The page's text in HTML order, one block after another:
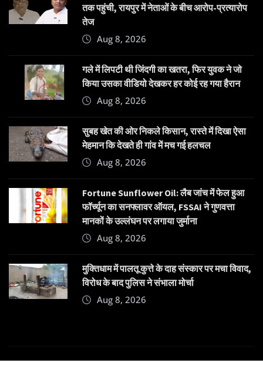
तक पहुंची, रायपुर में नेताओं के बीच आरोप-प्रत्यारोप
तेज
Aug 8, 2026
गले में लिपटी थी जिंदगी का खतरा, फिर युवक ने जो
किया उसका वीडियो देखकर हर कोई रह गया हैरान
Aug 8, 2026
सुबह खेत की ओर निकले किसान, रास्ते में दिखा ऐसा
मेहमान कि देखते ही गांव में मच गई हलचल
Aug 8, 2026
Fortune Sunflower Oil: लैब जांच में फेल हुआ
फॉर्च्यून का सनफ्लावर ऑयल, FSSAI ने गुणवत्ता
मानकों के उल्लंघन पर लगाया जुर्माना
Aug 8, 2026
मुक्तिधाम में पालतू कुत्ते के दाह संस्कार पर मचा विवाद,
विरोध के बाद पुलिस ने संभाला मोर्चा
Aug 8, 2026